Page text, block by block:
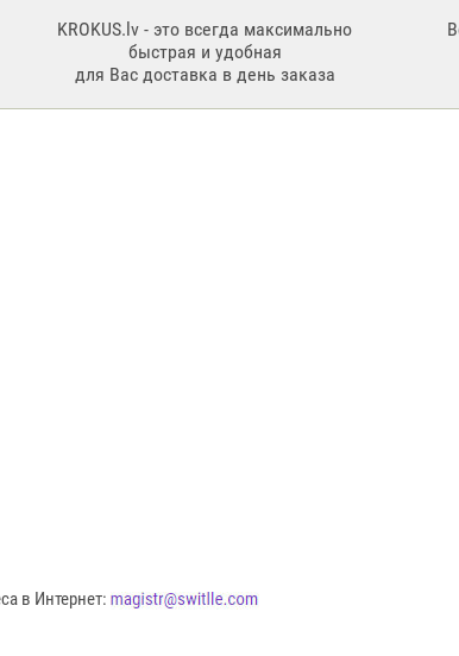
KROKUS.lv - это всегда максимально
быстрая и удобная
для Вас доставка в день заказа
в Интернет: